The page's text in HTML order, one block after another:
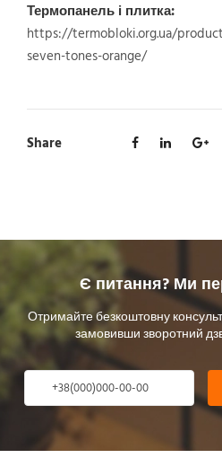
Термопанель і плитка:
https://termobloki.org.ua/
seven-tones-orange/
Share
Є питання? Ми
Отримайте безкоштовну
замовивши зворотний